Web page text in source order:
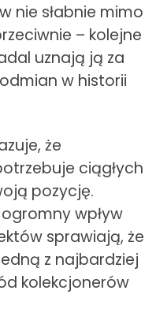
nie słabnie mimo
– kolejne
uznają ją za
w historii
że
ciągłych
pozycję.
wpływ
sprawiają, że
z najbardziej
kolekcjonerów